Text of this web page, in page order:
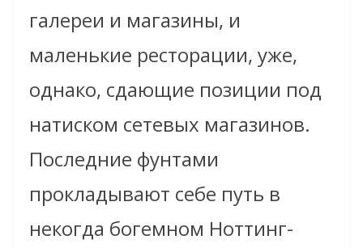
галереи и магазины, и
маленькие ресторации, уже,
однако, сдающие позиции под
натиском сетевых магазинов.
Последние фунтами
прокладывают себе путь в
некогда богемном Ноттинг-